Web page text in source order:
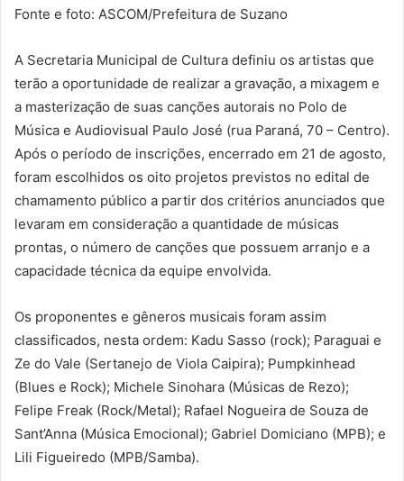
Fonte e foto: ASCOM/Prefeitura de Suzano
A Secretaria Municipal de Cultura definiu os artistas que
terão a oportunidade de realizar a gravação, a mixagem e
a masterização de suas canções autorais no Polo de
Música e Audiovisual Paulo José (rua Paraná, 70 – Centro).
Após o período de inscrições, encerrado em 21 de agosto,
foram escolhidos os oito projetos previstos no edital de
chamamento público a partir dos critérios anunciados que
levaram em consideração a quantidade de músicas
prontas, o número de canções que possuem arranjo e a
capacidade técnica da equipe envolvida.
Os proponentes e gêneros musicais foram assim
classificados, nesta ordem: Kadu Sasso (rock); Paraguai e
Ze do Vale (Sertanejo de Viola Caipira); Pumpkinhead
(Blues e Rock); Michele Sinohara (Músicas de Rezo);
Felipe Freak (Rock/Metal); Rafael Nogueira de Souza de
Sant’Anna (Música Emocional); Gabriel Domiciano (MPB); e
Lili Figueiredo (MPB/Samba).